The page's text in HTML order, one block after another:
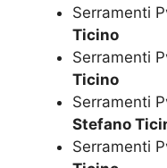
Serramenti
Ticino
Serramenti
Ticino
Serramenti
Stefano
Serramenti